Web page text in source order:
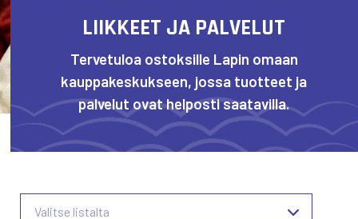
LIIKKEET JA PALVELUT
Tervetuloa ostoksille Lapin omaan
kauppakeskukseen, jossa tuotteet ja
palvelut ovat helposti saatavilla.
Valitse listalta